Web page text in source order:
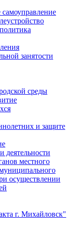
занятости
среды
и защите
деятельности
местного
осуществлении
г. Михайловск"